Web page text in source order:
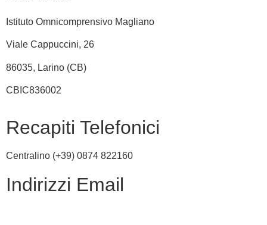
Istituto Omnicomprensivo Magliano
Viale Cappuccini, 26
86035, Larino (CB)
CBIC836002
Recapiti Telefonici
Centralino (+39) 0874 822160
Indirizzi Email